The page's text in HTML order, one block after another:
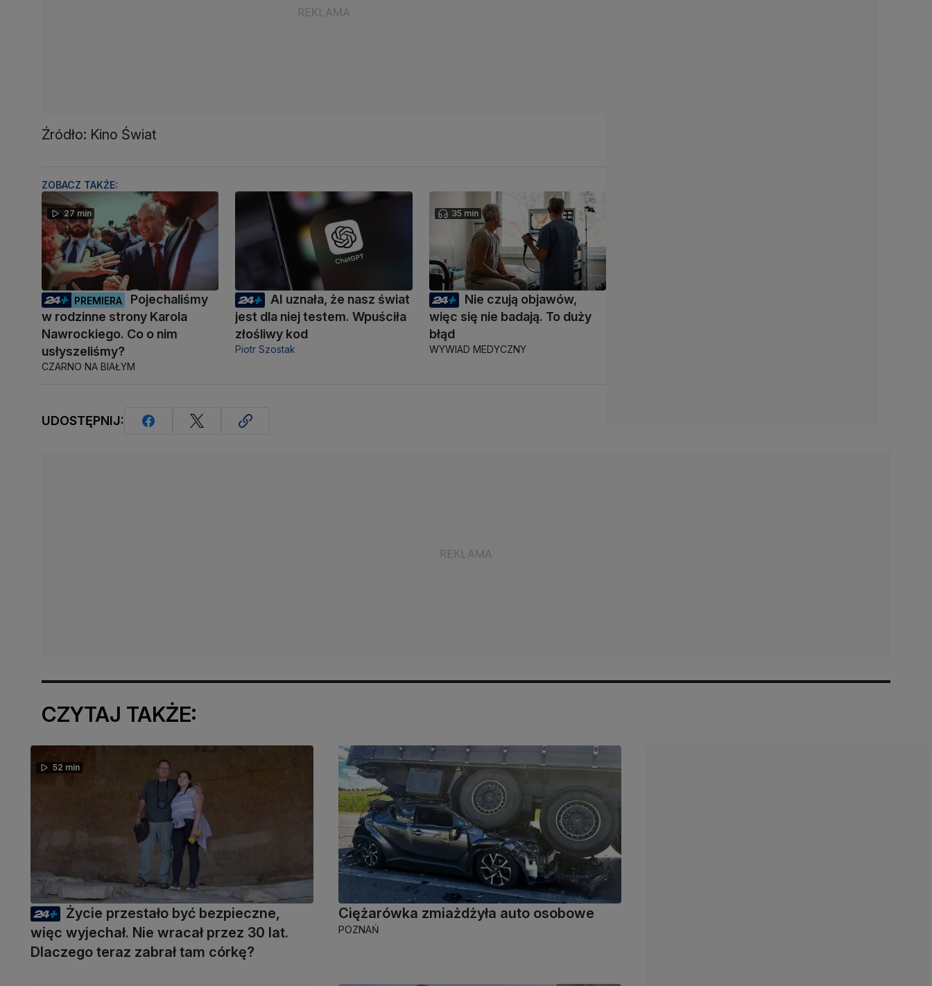
Źródło: Kino Świat
ZOBACZ TAKŻE:
27 min
PREMIERA
Pojechaliśmy
w rodzinne strony Karola
Nawrockiego. Co o nim
usłyszeliśmy?
CZARNO NA BIAŁYM
AI uznała, że nasz świat
jest dla niej testem. Wpuściła
złośliwy kod
Piotr Szostak
35 min
Nie czują objawów,
więc się nie badają. To duży
błąd
WYWIAD MEDYCZNY
UDOSTĘPNIJ:
CZYTAJ TAKŻE:
52 min
Życie przestało być bezpieczne,
więc wyjechał. Nie wracał przez 30 lat.
Dlaczego teraz zabrał tam córkę?
Ciężarówka zmiażdżyła auto osobowe
POZNAŃ